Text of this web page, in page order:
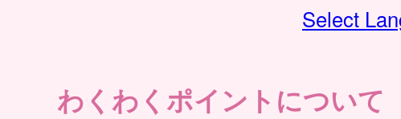
Select
わくわくポイントについて